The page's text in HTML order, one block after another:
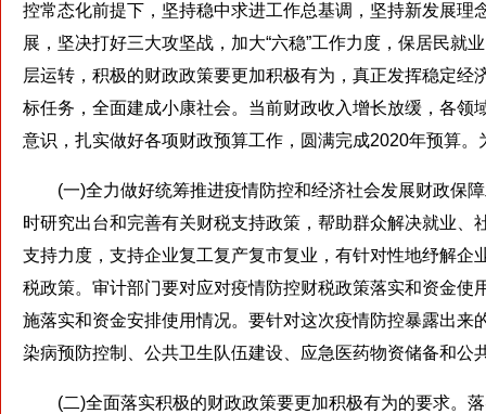
控常态化前提下，坚持稳中求进工作总基调，坚持新发展
展，坚决打好三大攻坚战，加大“六稳”工作力度，保居民
层运转，积极的财政政策要更加积极有为，真正发挥稳定
标任务，全面建成小康社会。当前财政收入增长放缓，各
意识，扎实做好各项财政预算工作，圆满完成2020年预算
(一)全力做好统筹推进疫情防控和经济社会发展财政保障
时研究出台和完善有关财税支持政策，帮助群众解决就业
支持力度，支持企业复工复产复市复业，有针对性地纾解
税政策。审计部门要对应对疫情防控财税政策落实和资金
施落实和资金安排使用情况。要针对这次疫情防控暴露出
染病预防控制、公共卫生队伍建设、应急医药物资储备和
(二)全面落实积极的财政政策要更加积极有为的要求。落